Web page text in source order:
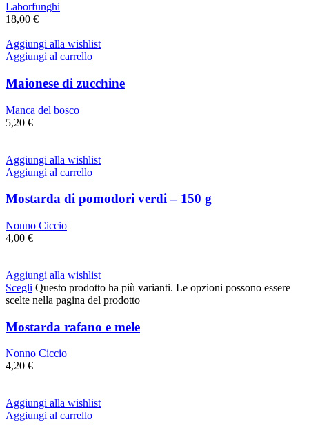
Laborfunghi
18,00 €
Aggiungi alla wishlist
Aggiungi al carrello
Maionese di zucchine
Manca del bosco
5,20 €
Aggiungi alla wishlist
Aggiungi al carrello
Mostarda di pomodori verdi – 150 g
Nonno Ciccio
4,00 €
Aggiungi alla wishlist
Scegli Questo prodotto ha più varianti. Le opzioni possono essere
scelte nella pagina del prodotto
Mostarda rafano e mele
Nonno Ciccio
4,20 €
Aggiungi alla wishlist
Aggiungi al carrello